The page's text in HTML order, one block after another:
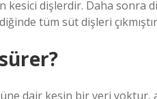
kesici dişlerdir. Daha sonra
tüm süt dişleri
dair kesin bir veri yoktur,